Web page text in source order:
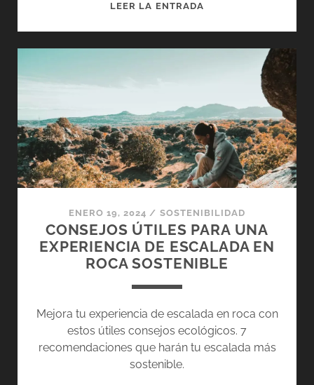
LEER LA ENTRADA
MAGNESIO
PARA
ESCALAR
ENERO 19, 2024 / SOSTENIBILIDAD
CONSEJOS ÚTILES PARA UNA
EXPERIENCIA DE ESCALADA EN
ROCA SOSTENIBLE
Mejora tu experiencia de escalada en roca con
estos útiles consejos ecológicos. 7
recomendaciones que harán tu escalada más
sostenible.